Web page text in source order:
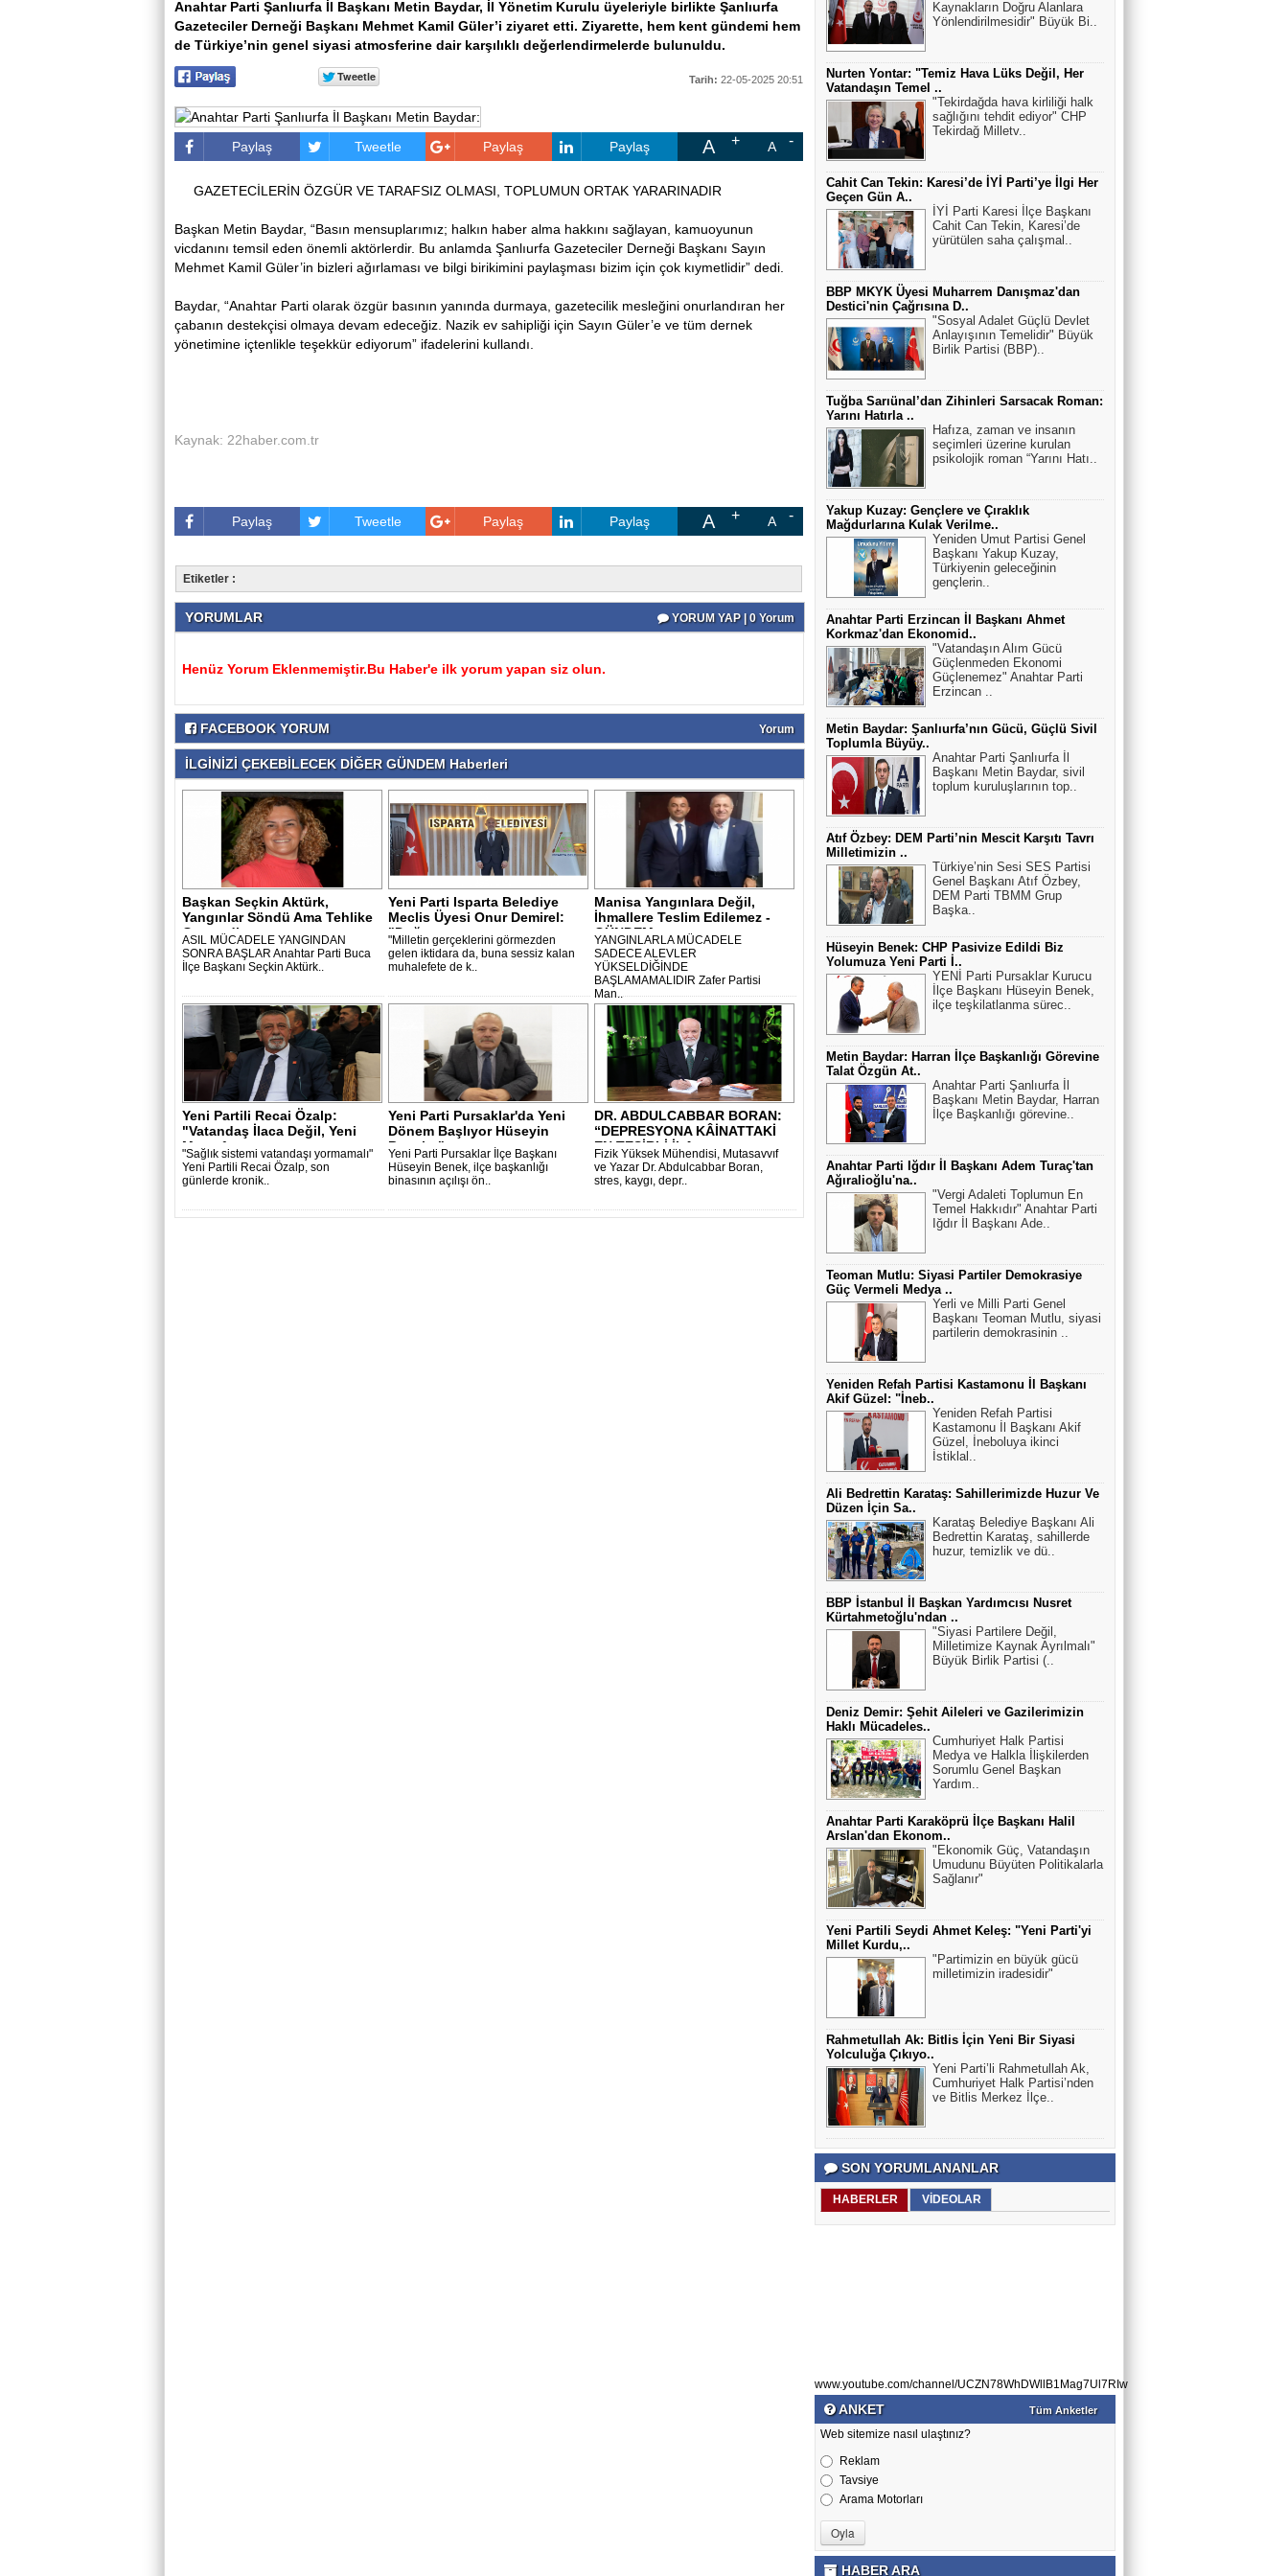
Anahtar Parti Şanlıurfa İl Başkanı Metin Baydar, İl Yönetim Kurulu üyeleriyle birlikte Şanlıurfa
Gazeteciler Derneği Başkanı Mehmet Kamil Güler’i ziyaret etti. Ziyarette, hem kent gündemi hem
de Türkiye’nin genel siyasi atmosferine dair karşılıklı değerlendirmelerde bulunuldu.
Tarih: 22-05-2025 20:51
Paylaş Tweetle Paylaş Paylaş A A
GAZETECİLERİN ÖZGÜR VE TARAFSIZ OLMASI, TOPLUMUN ORTAK YARARINADIR
Başkan Metin Baydar, “Basın mensuplarımız; halkın haber alma hakkını sağlayan, kamuoyunun
vicdanını temsil eden önemli aktörlerdir. Bu anlamda Şanlıurfa Gazeteciler Derneği Başkanı Sayın
Mehmet Kamil Güler’in bizleri ağırlaması ve bilgi birikimini paylaşması bizim için çok kıymetlidir” dedi.
Baydar, “Anahtar Parti olarak özgür basının yanında durmaya, gazetecilik mesleğini onurlandıran her
çabanın destekçisi olmaya devam edeceğiz. Nazik ev sahipliği için Sayın Güler’e ve tüm dernek
yönetimine içtenlikle teşekkür ediyorum” ifadelerini kullandı.
Kaynak: 22haber.com.tr
Paylaş Tweetle Paylaş Paylaş A A
Etiketler :
YORUMLAR YORUM YAP | 0 Yorum
Henüz Yorum Eklenmemiştir.Bu Haber'e ilk yorum yapan siz olun.
FACEBOOK YORUM Yorum
İLGİNİZİ ÇEKEBİLECEK DİĞER GÜNDEM Haberleri
Başkan Seçkin Aktürk,
Yangınlar Söndü Ama Tehlike
Geçmedi - ..
ASIL MÜCADELE YANGINDAN
SONRA BAŞLAR Anahtar Parti Buca
İlçe Başkanı Seçkin Aktürk..
Yeni Parti Isparta Belediye
Meclis Üyesi Onur Demirel:
"Doğr..
"Milletin gerçeklerini görmezden
gelen iktidara da, buna sessiz kalan
muhalefete de k..
Manisa Yangınlara Değil,
İhmallere Teslim Edilemez -
GÜNDEM ..
YANGINLARLA MÜCADELE
SADECE ALEVLER
YÜKSELDİĞİNDE
BAŞLAMAMALIDIR Zafer Partisi
Man..
Yeni Partili Recai Özalp:
"Vatandaş İlaca Değil, Yeni
Masraf..
"Sağlık sistemi vatandaşı yormamalı"
Yeni Partili Recai Özalp, son
günlerde kronik..
Yeni Parti Pursaklar'da Yeni
Dönem Başlıyor Hüseyin
Benek: "..
Yeni Parti Pursaklar İlçe Başkanı
Hüseyin Benek, ilçe başkanlığı
binasının açılışı ön..
DR. ABDULCABBAR BORAN:
“DEPRESYONA KÂİNATTAKİ
EN TESİRLİ İLA..
Fizik Yüksek Mühendisi, Mutasavvıf
ve Yazar Dr. Abdulcabbar Boran,
stres, kaygı, depr..
Kaynakların Doğru Alanlara
Yönlendirilmesidir" Büyük Bi..
Nurten Yontar: "Temiz Hava Lüks Değil, Her
Vatandaşın Temel ..
"Tekirdağda hava kirliliği halk
sağlığını tehdit ediyor" CHP
Tekirdağ Milletv..
Cahit Can Tekin: Karesi’de İYİ Parti’ye İlgi Her
Geçen Gün A..
İYİ Parti Karesi İlçe Başkanı
Cahit Can Tekin, Karesi’de
yürütülen saha çalışmal..
BBP MKYK Üyesi Muharrem Danışmaz'dan
Destici'nin Çağrısına D..
"Sosyal Adalet Güçlü Devlet
Anlayışının Temelidir" Büyük
Birlik Partisi (BBP)..
Tuğba Sarıünal’dan Zihinleri Sarsacak Roman:
Yarını Hatırla ..
Hafıza, zaman ve insanın
seçimleri üzerine kurulan
psikolojik roman “Yarını Hatı..
Yakup Kuzay: Gençlere ve Çıraklık
Mağdurlarına Kulak Verilme..
Yeniden Umut Partisi Genel
Başkanı Yakup Kuzay,
Türkiyenin geleceğinin
gençlerin..
Anahtar Parti Erzincan İl Başkanı Ahmet
Korkmaz'dan Ekonomid..
"Vatandaşın Alım Gücü
Güçlenmeden Ekonomi
Güçlenemez" Anahtar Parti
Erzincan ..
Metin Baydar: Şanlıurfa’nın Gücü, Güçlü Sivil
Toplumla Büyüy..
Anahtar Parti Şanlıurfa İl
Başkanı Metin Baydar, sivil
toplum kuruluşlarının top..
Atıf Özbey: DEM Parti’nin Mescit Karşıtı Tavrı
Milletimizin ..
Türkiye’nin Sesi SES Partisi
Genel Başkanı Atıf Özbey,
DEM Parti TBMM Grup
Başka..
Hüseyin Benek: CHP Pasivize Edildi Biz
Yolumuza Yeni Parti İ..
YENİ Parti Pursaklar Kurucu
İlçe Başkanı Hüseyin Benek,
ilçe teşkilatlanma sürec..
Metin Baydar: Harran İlçe Başkanlığı Görevine
Talat Özgün At..
Anahtar Parti Şanlıurfa İl
Başkanı Metin Baydar, Harran
İlçe Başkanlığı görevine..
Anahtar Parti Iğdır İl Başkanı Adem Turaç'tan
Ağıralioğlu'na..
"Vergi Adaleti Toplumun En
Temel Hakkıdır" Anahtar Parti
Iğdır İl Başkanı Ade..
Teoman Mutlu: Siyasi Partiler Demokrasiye
Güç Vermeli Medya ..
Yerli ve Milli Parti Genel
Başkanı Teoman Mutlu, siyasi
partilerin demokrasinin ..
Yeniden Refah Partisi Kastamonu İl Başkanı
Akif Güzel: "İneb..
Yeniden Refah Partisi
Kastamonu İl Başkanı Akif
Güzel, İneboluya ikinci
İstiklal..
Ali Bedrettin Karataş: Sahillerimizde Huzur Ve
Düzen İçin Sa..
Karataş Belediye Başkanı Ali
Bedrettin Karataş, sahillerde
huzur, temizlik ve dü..
BBP İstanbul İl Başkan Yardımcısı Nusret
Kürtahmetoğlu'ndan ..
"Siyasi Partilere Değil,
Milletimize Kaynak Ayrılmalı"
Büyük Birlik Partisi (..
Deniz Demir: Şehit Aileleri ve Gazilerimizin
Haklı Mücadeles..
Cumhuriyet Halk Partisi
Medya ve Halkla İlişkilerden
Sorumlu Genel Başkan
Yardım..
Anahtar Parti Karaköprü İlçe Başkanı Halil
Arslan'dan Ekonom..
"Ekonomik Güç, Vatandaşın
Umudunu Büyüten Politikalarla
Sağlanır"
Yeni Partili Seydi Ahmet Keleş: "Yeni Parti'yi
Millet Kurdu,..
"Partimizin en büyük gücü
milletimizin iradesidir"
Rahmetullah Ak: Bitlis İçin Yeni Bir Siyasi
Yolculuğa Çıkıyo..
Yeni Parti’li Rahmetullah Ak,
Cumhuriyet Halk Partisi’nden
ve Bitlis Merkez İlçe..
SON YORUMLANANLAR
HABERLER VİDEOLAR
www.youtube.com/channel/UCZN78WhDWllB1Mag7Ul7RIw
ANKET Tüm Anketler
Web sitemize nasıl ulaştınız?
Reklam
Tavsiye
Arama Motorları
HABER ARA